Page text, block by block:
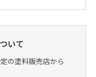
いて
の塗料販売店から